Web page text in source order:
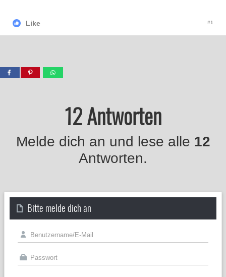
Like #1
12 Antworten
Melde dich an und lese alle 12
Antworten.
Bitte melde dich an